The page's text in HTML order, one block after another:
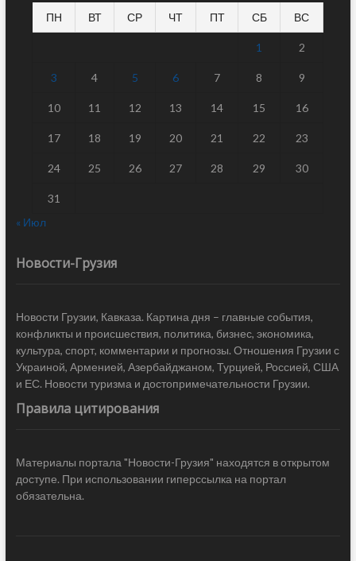
ПН ВТ СР ЧТ ПТ СБ ВС
1 2
3 4 5 6 7 8 9
10 11 12 13 14 15 16
17 18 19 20 21 22 23
24 25 26 27 28 29 30
31
« Июл
Новости-Грузия
Новости Грузии, Кавказа. Картина дня – главные события,
конфликты и происшествия, политика, бизнес, экономика,
культура, спорт, комментарии и прогнозы. Отношения Грузии с
Украиной, Арменией, Азербайджаном, Турцией, Россией, США
и ЕС. Новости туризма и достопримечательности Грузии.
Правила цитирования
Материалы портала "Новости-Грузия" находятся в открытом
доступе. При использовании гиперссылка на портал
обязательна.